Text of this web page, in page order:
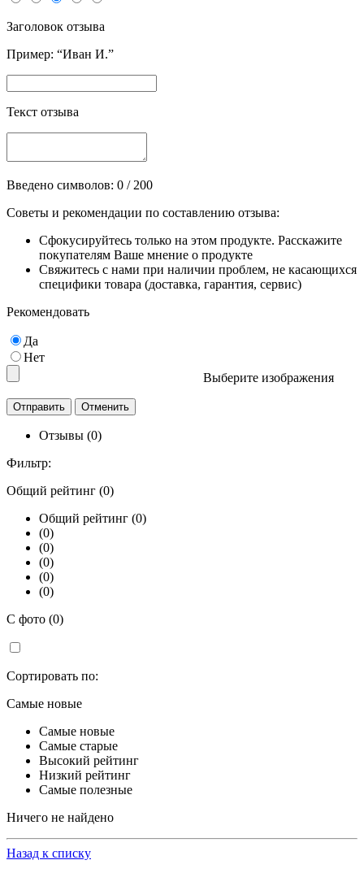
Заголовок отзыва
Пример: “Иван И.”
Текст отзыва
Введено символов: 0 / 200
Советы и рекомендации по составлению отзыва:
Сфокусируйтесь только на этом продукте. Расскажите
покупателям Ваше мнение о продукте
Свяжитесь с нами при наличии проблем, не касающихся
специфики товара (доставка, гарантия, сервис)
Рекомендовать
Да
Нет
Выберите изображения
Отзывы (0)
Фильтр:
Общий рейтинг (0)
Общий рейтинг (0)
(0)
(0)
(0)
(0)
(0)
С фото (0)
Сортировать по:
Самые новые
Самые новые
Самые старые
Высокий рейтинг
Низкий рейтинг
Самые полезные
Ничего не найдено
Назад к списку